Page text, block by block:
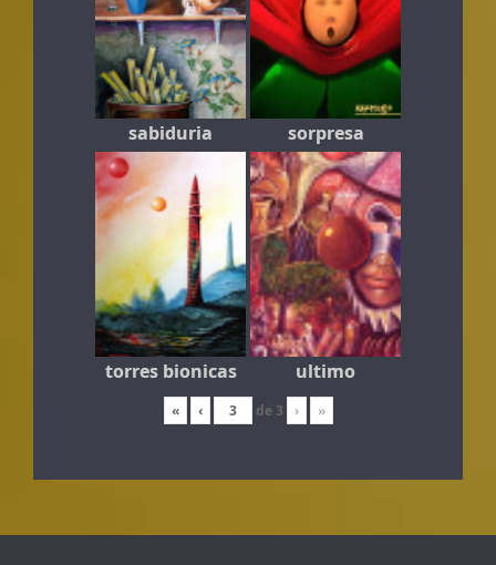
sabiduria sorpresa
torres bionicas ultimo
« ‹ de 3 › »